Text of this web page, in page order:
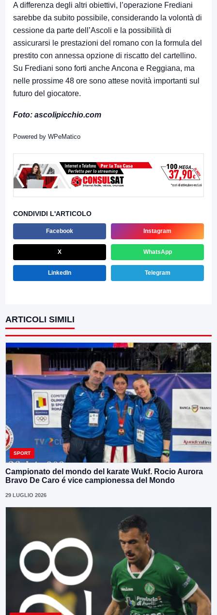
A differenza degli altri obiettivi, l’operazione Frediani
sarebbe da subito possibile, considerando la volontà di
cessione da parte dell’Ascoli e la possibilità di
assicurarsi le prestazioni del romano con la formula del
prestito con annessa opzione di riscatto del cartellino.
Su Frediani sono forti anche Ancona e Reggiana, ma
nelle prossime 48 ore sono attese novità importanti sul
futuro del giocatore.
Foto: ascolipicchio.com
Powered by WPeMatico
CONDIVIDI L'ARTICOLO
Facebook Instagram
X WhatsApp
LinkedIn Telegram
ARTICOLI SIMILI
SPORT
Campionato del mondo del karate Wukf. Rocio Aurora
Bravo De Caro é vice campionessa del Mondo
29 LUGLIO 2026